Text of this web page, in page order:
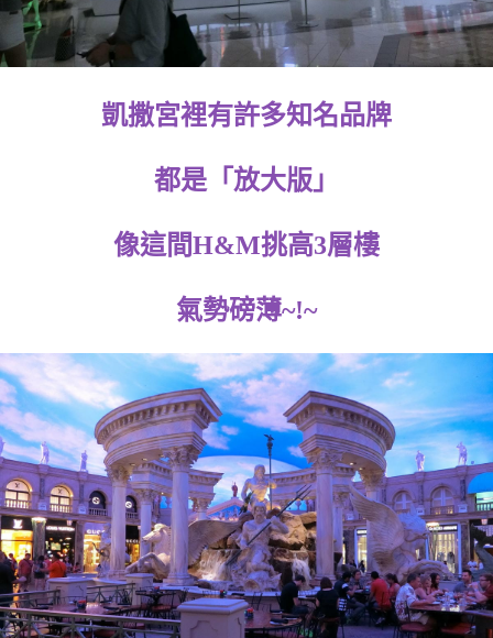
凱撒宮裡有許多知名品牌
都是「放大版」
像這間H&M挑高3層樓
氣勢磅薄~!~